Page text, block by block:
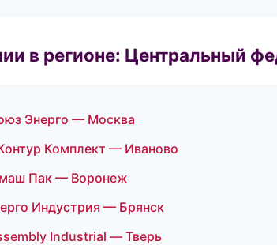
в регионе: Центральный
Энерго — Москва
Комплект — Иваново
Пак — Воронеж
Индустрия — Брянск
Industrial — Тверь